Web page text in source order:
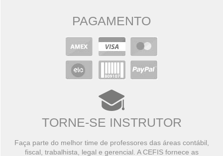
PAGAMENTO
TORNE-SE INSTRUTOR
Faça parte do melhor time de professores das áreas contábil,
fiscal, trabalhista, legal e gerencial. A CEFIS fornece as